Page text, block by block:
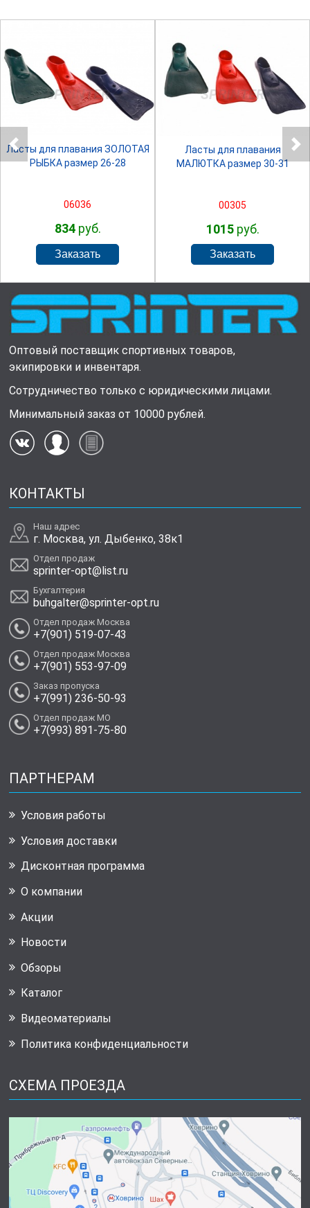
SPRINTER
Ласты для плавания ЗОЛОТАЯ
РЫБКА размер 26-28
06036
834руб.
SPRINTER
Ласты для плавания
МАЛЮТКА размер 30-31
00305
1015руб.
Оптовый поставщик спортивных товаров,
экипировки и инвентаря.
Сотрудничество только с юридическими лицами.
Минимальный заказ от 10000 рублей.
КОНТАКТЫ
Наш адрес
г. Москва, ул. Дыбенко, 38к1
Отдел продаж
sprinter-opt@list.ru
Бухгалтерия
buhgalter@sprinter-opt.ru
Отдел продаж Москва
+7(901) 519-07-43
Отдел продаж Москва
+7(901) 553-97-09
Заказ пропуска
+7(991) 236-50-93
Отдел продаж МО
+7(993) 891-75-80
ПАРТНЕРАМ
Условия работы
Условия доставки
Дисконтная программа
О компании
Акции
Новости
Обзоры
Каталог
Видеоматериалы
Политика конфиденциальности
СХЕМА ПРОЕЗДА